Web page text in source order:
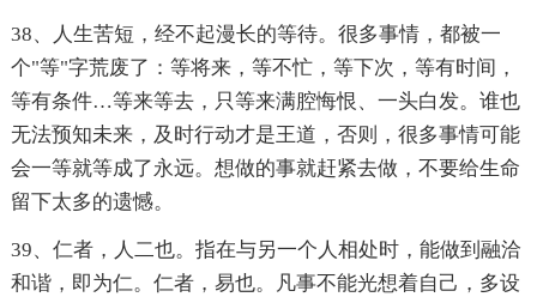
38、人生苦短，经不起漫长的等待。很多事情，都被一
个"等"字荒废了：等将来，等不忙，等下次，等有时间，
等有条件…等来等去，只等来满腔悔恨、一头白发。谁也
无法预知未来，及时行动才是王道，否则，很多事情可能
会一等就等成了永远。想做的事就赶紧去做，不要给生命
留下太多的遗憾。
39、仁者，人二也。指在与另一个人相处时，能做到融洽
和谐，即为仁。仁者，易也。凡事不能光想着自己，多设